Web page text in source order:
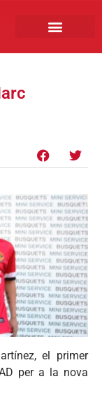
el primer
per a la nova